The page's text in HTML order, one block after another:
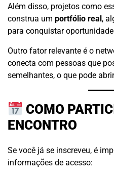
Além disso, projetos como
construa um portfólio real,
para conquistar
Outro fator relevante é o
conecta com pessoas que
semelhantes, o que pode
COMO
ENCONTRO
Se você já se inscreveu, é
informações de acesso: